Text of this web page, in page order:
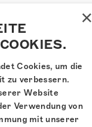
Foodtruck
×
Cookies, um die
zu verbessern.
Website
Verwendung von
mit unserer